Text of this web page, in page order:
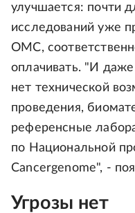
улучшается: почти
исследований уже
ОМС,
оплачивать. "И
нет технической
проведения,
референсные
по Национальной
Cancergenome", -
Угрозы нет